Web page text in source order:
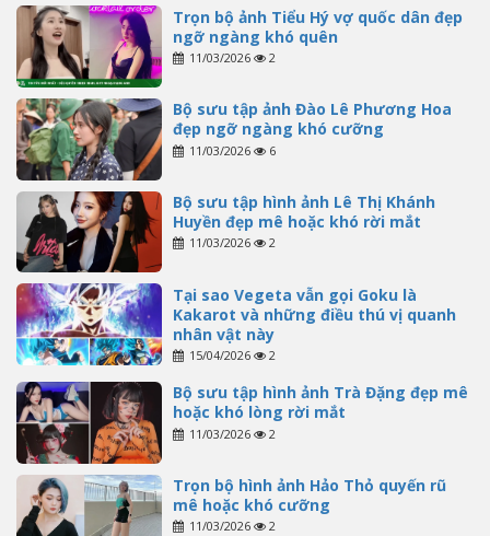
Trọn bộ ảnh Tiểu Hý vợ quốc dân đẹp
ngỡ ngàng khó quên
11/03/2026 2
Bộ sưu tập ảnh Đào Lê Phương Hoa
đẹp ngỡ ngàng khó cưỡng
11/03/2026 6
Bộ sưu tập hình ảnh Lê Thị Khánh
Huyền đẹp mê hoặc khó rời mắt
11/03/2026 2
Tại sao Vegeta vẫn gọi Goku là
Kakarot và những điều thú vị quanh
nhân vật này
15/04/2026 2
Bộ sưu tập hình ảnh Trà Đặng đẹp mê
hoặc khó lòng rời mắt
11/03/2026 2
Trọn bộ hình ảnh Hảo Thỏ quyến rũ
mê hoặc khó cưỡng
11/03/2026 2